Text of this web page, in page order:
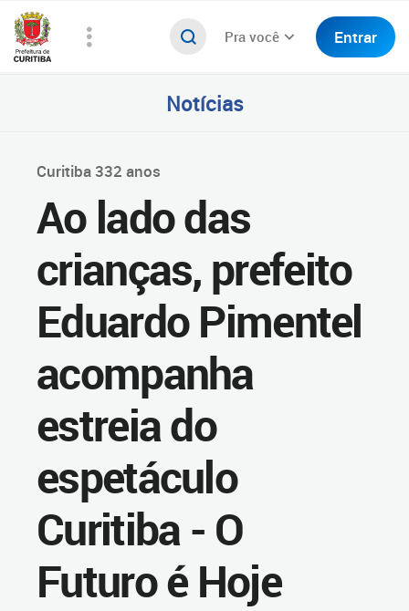
Pra você Entrar
Notícias
Curitiba 332 anos
Ao lado das
crianças, prefeito
Eduardo Pimentel
acompanha
estreia do
espetáculo
Curitiba - O
Futuro é Hoje